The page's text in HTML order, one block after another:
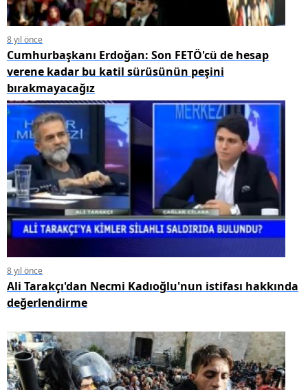
8 yıl önce
Cumhurbaşkanı Erdoğan: Son FETÖ'cü de hesap
verene kadar bu katil sürüsünün peşini
bırakmayacağız
8 yıl önce
Ali Tarakçı'dan Necmi Kadıoğlu'nun istifası hakkında
değerlendirme